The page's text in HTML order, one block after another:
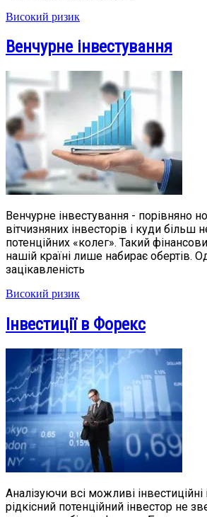
Високий ризик
Венчурне інвестування
Венчурне інвестування - порівняно
вітчизняних інвесторів і куди більш
потенційних «колег». Такий
нашій країні лише набирає обертів.
зацікавленість
Високий ризик
Інвестиції в Форекс
Аналізуючи всі можливі інвестиційні
рідкісний потенційний інвестор не